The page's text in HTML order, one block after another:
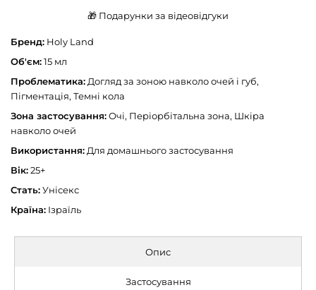
🎁 Подарунки за відеовідгуки
Бренд: Holy Land
Об'єм:15 мл
Проблематика: Догляд за зоною навколо очей і губ,
Пігментація, Темні кола
Зона застосування:Очі, Періорбітальна зона, Шкіра
навколо очей
Використання: Для домашнього застосування
Вік:25+
Стать:Унісекс
Країна: Ізраїль
Опис
Застосування